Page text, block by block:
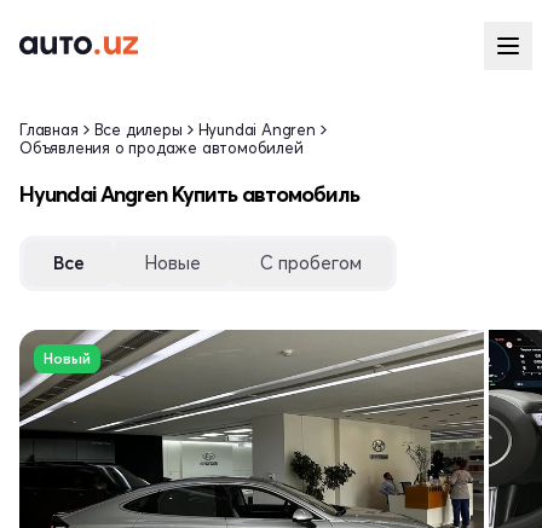
Главная Все дилеры
Hyundai Angren
Объявления о продаже автомобилей
Hyundai Angren Купить автомобиль
Все Новые С пробегом
Новый